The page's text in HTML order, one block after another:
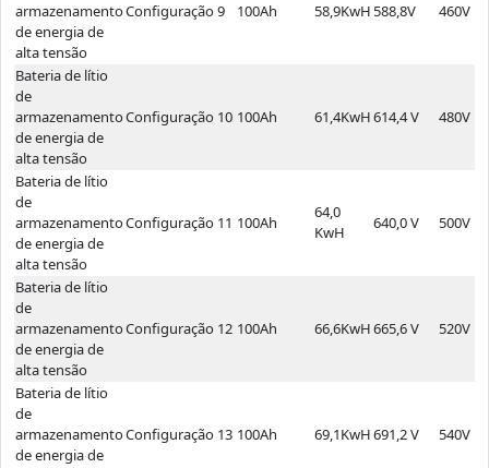
armazenamento
de energia de
alta tensão
Configuração 9 100Ah 58,9KwH 588,8V 460V
Bateria de lítio
de
armazenamento
de energia de
alta tensão
Configuração 10 100Ah 61,4KwH614,4 V 480V
Bateria de lítio
de
armazenamento
de energia de
alta tensão
Configuração 11 100Ah
64,0
KwH
640,0 V 500V
Bateria de lítio
de
armazenamento
de energia de
alta tensão
Configuração 12 100Ah 66,6KwH665,6 V 520V
Bateria de lítio
de
armazenamento
de energia de
Configuração 13 100Ah 69,1KwH691,2 V 540V